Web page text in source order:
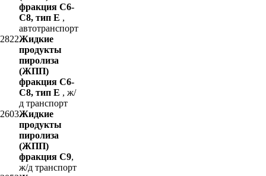
фракция С6-
С8, тип Е ,
автотранспорт
2822Жидкие
продукты
пиролиза
(ЖПП)
фракция С6-
С8, тип Е , ж/
д транспорт
2603Жидкие
продукты
пиролиза
(ЖПП)
фракция С9,
ж/д транспорт